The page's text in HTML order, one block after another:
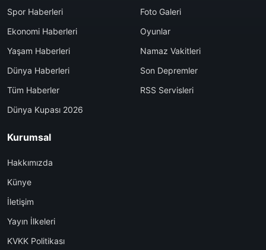
Spor Haberleri
Ekonomi Haberleri
Yaşam Haberleri
Dünya Haberleri
Tüm Haberler
Dünya Kupası 2026
Foto Galeri
Oyunlar
Namaz Vakitleri
Son Depremler
RSS Servisleri
Kurumsal
Hakkımızda
Künye
İletişim
Yayın İlkeleri
KVKK Politikası